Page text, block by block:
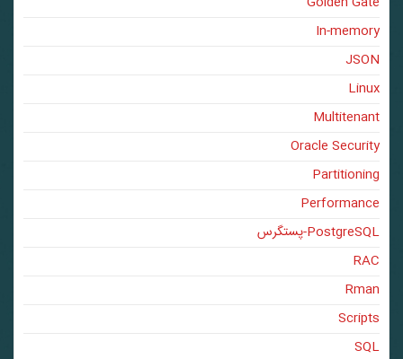
In-memory
JSON
Linux
Multitenant
Oracle Security
Partitioning
Performance
PostgreSQL-پستگرس
RAC
Rman
Scripts
SQL